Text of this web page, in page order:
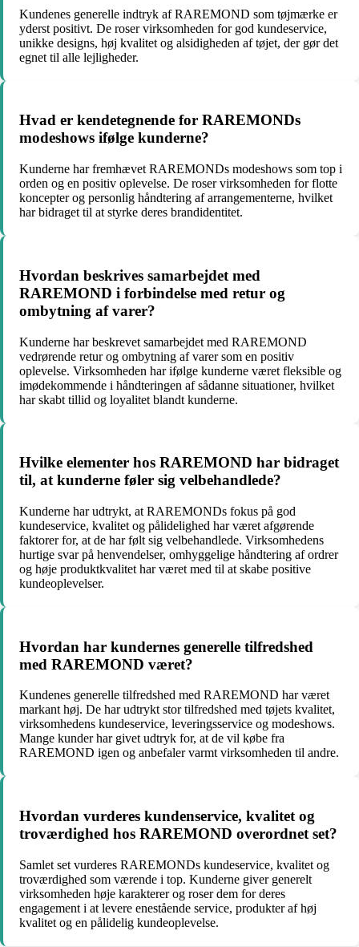
Kundenes generelle indtryk af RAREMOND som tøjmærke er
yderst positivt. De roser virksomheden for god kundeservice,
unikke designs, høj kvalitet og alsidigheden af tøjet, der gør det
egnet til alle lejligheder.
Hvad er kendetegnende for RAREMONDs
modeshows ifølge kunderne?
Kunderne har fremhævet RAREMONDs modeshows som top i
orden og en positiv oplevelse. De roser virksomheden for flotte
koncepter og personlig håndtering af arrangementerne, hvilket
har bidraget til at styrke deres brandidentitet.
Hvordan beskrives samarbejdet med
RAREMOND i forbindelse med retur og
ombytning af varer?
Kunderne har beskrevet samarbejdet med RAREMOND
vedrørende retur og ombytning af varer som en positiv
oplevelse. Virksomheden har ifølge kunderne været fleksible og
imødekommende i håndteringen af sådanne situationer, hvilket
har skabt tillid og loyalitet blandt kunderne.
Hvilke elementer hos RAREMOND har bidraget
til, at kunderne føler sig velbehandlede?
Kunderne har udtrykt, at RAREMONDs fokus på god
kundeservice, kvalitet og pålidelighed har været afgørende
faktorer for, at de har følt sig velbehandlede. Virksomhedens
hurtige svar på henvendelser, omhyggelige håndtering af ordrer
og høje produktkvalitet har været med til at skabe positive
kundeoplevelser.
Hvordan har kundernes generelle tilfredshed
med RAREMOND været?
Kundenes generelle tilfredshed med RAREMOND har været
markant høj. De har udtrykt stor tilfredshed med tøjets kvalitet,
virksomhedens kundeservice, leveringsservice og modeshows.
Mange kunder har givet udtryk for, at de vil købe fra
RAREMOND igen og anbefaler varmt virksomheden til andre.
Hvordan vurderes kundenservice, kvalitet og
troværdighed hos RAREMOND overordnet set?
Samlet set vurderes RAREMONDs kundeservice, kvalitet og
troværdighed som værende i top. Kunderne giver generelt
virksomheden høje karakterer og roser dem for deres
engagement i at levere enestående service, produkter af høj
kvalitet og en pålidelig kundeoplevelse.